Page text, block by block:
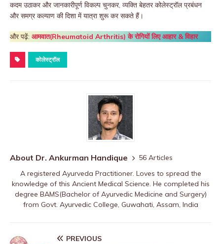
कदम उठाकर और जानकारीपूर्ण विकल्प चुनकर, व्यक्ति बेहतर कोलेस्ट्रॉल प्रबंधन
और समग्र कल्याण की दिशा में यात्रा शुरू कर सकते हैं।
और पढ़ें: आमवात(Rheumatoid Arthritis) के रोगियों लिए आहार & विहार
कोलेस्ट्रॉल
About Dr. Ankurman Handique
56 Articles
A registered Ayurveda Practitioner. Loves to spread the
knowledge of this Ancient Medical Science. He completed his
degree BAMS(Bachelor of Ayurvedic Medicine and Surgery)
from Govt. Ayurvedic College, Guwahati, Assam, India
PREVIOUS